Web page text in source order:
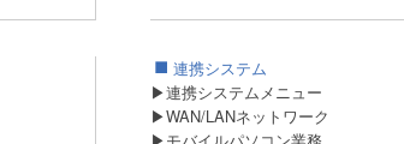
連携システム
▶連携システムメニュー
▶WAN/LANネットワーク
▶モバイルパソコン業務